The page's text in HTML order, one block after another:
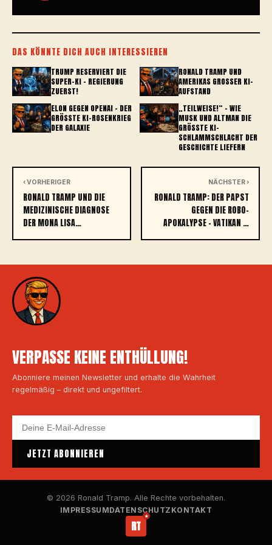
DAS KÖNNTE DICH AUCH INTERESSIEREN
TRUMP RESERVIERT DIE
SUPER-KI – REGIERUNG
ZUERST!
RONALD TRAMP UND
AMERIKAS GROSSER KI-A
UFSTAND
ELON GEGEN OPENAI – DER
GRÖSSTE KI-ROSENKRIEG D
ER GALAXIE
„TEILWEISE!“ – WIE
MUSK UND ALTMAN DIE
GRÖSSTE KI-S
CHLAMMSCHLACHT DER G
ESCHICHTE LIEFERN
‹ VORHERIGER
RONALD TRAMP UND DIE
MEDIZINISCHE DIAGNOSE
DER MONA LISA…
NÄCHSTER ›
RONALD TRAMP: DER PAPST
GEGEN DIE ROBO-
APOKALYPSE – VATIKAN …
VERPASSE KEINE ENTHÜLLUNG!
Abonniere meinen Newsletter und erhalte die Wahrheit
regelmäßig – direkt und ungefiltert.
JETZT ABONNIEREN
© 2026 Ronald Tramp. Alle Rechte vorbehalten.
IMPRESSUMDATENSCHUTZ KONTAKT
RT